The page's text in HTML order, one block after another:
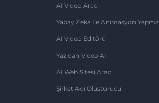
AI Video Aracı
Yapay Zeka Ile Animasyon Yapma
AI Video Editörü
Yazıdan Video AI
AI Web Sitesi Aracı
Şirket Adı Oluşturucu